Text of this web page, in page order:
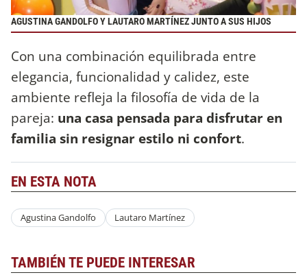
AGUSTINA GANDOLFO Y LAUTARO MARTÍNEZ JUNTO A SUS HIJOS
Con una combinación equilibrada entre
elegancia, funcionalidad y calidez, este
ambiente refleja la filosofía de vida de la
pareja: una casa pensada para disfrutar en
familia sin resignar estilo ni confort.
EN ESTA NOTA
Agustina Gandolfo Lautaro Martínez
TAMBIÉN TE PUEDE INTERESAR